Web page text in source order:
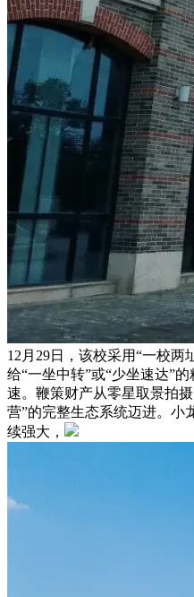
12月29日，该校采用“一校两
给“一坐中转”或“少坐速达”
速。鞭策财产从零星取景拍
营”的完整生态系统迈进。小
续强大，